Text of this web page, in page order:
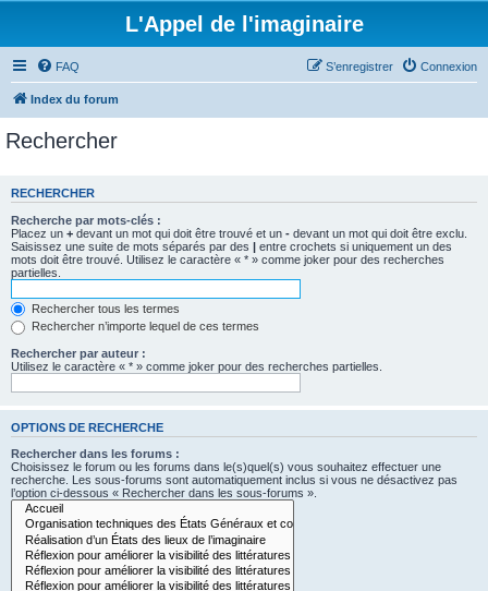
L'Appel de l'imaginaire
FAQ Connexion
S’enregistrer
Index du forum
Rechercher
RECHERCHER
Recherche par mots-clés :
Placez un + devant un mot qui doit être trouvé et un - devant un mot qui doit être exclu.
Saisissez une suite de mots séparés par des | entre crochets si uniquement un des
mots doit être trouvé. Utilisez le caractère « * » comme joker pour des recherches
partielles.
Rechercher tous les termes
Rechercher n’importe lequel de ces termes
Rechercher par auteur :
Utilisez le caractère « * » comme joker pour des recherches partielles.
OPTIONS DE RECHERCHE
Rechercher dans les forums :
Choisissez le forum ou les forums dans le(s)quel(s) vous souhaitez effectuer une
recherche. Les sous-forums sont automatiquement inclus si vous ne désactivez pas
l’option ci-dessous « Rechercher dans les sous-forums ».